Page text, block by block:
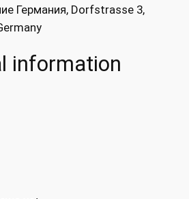
Германия, Dorfstrasse 3,
information